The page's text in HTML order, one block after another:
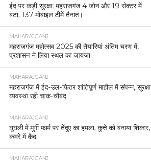
ईद पर कड़ी सुरक्षा: महराजगंज 4 जोन और 19 सेक्टर में
बंटा, 137 मोबाइल टीमें तैनात।
MAHARAJGANJ
महराजगंज महोत्सव 2025 की तैयारियां अंतिम चरण में,
प्रशासन ने लिया स्थल का जायजा
MAHARAJGANJ
महराजगंज में ईद-उल-फितर शांतिपूर्ण माहौल में संपन्न, सुरक्षा
व्यवस्था रही चाक-चौबंद
MAHARAJGANJ
घुघली में मुर्गी फार्म पर तेंदुए का हमला, कुत्ते को बनाया शिकार,
कमरे में कैद
MAHARAJGANJ